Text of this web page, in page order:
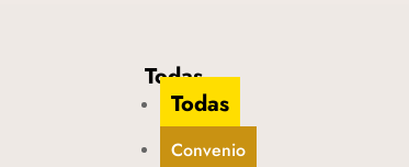
Todas
Todas
Convenio